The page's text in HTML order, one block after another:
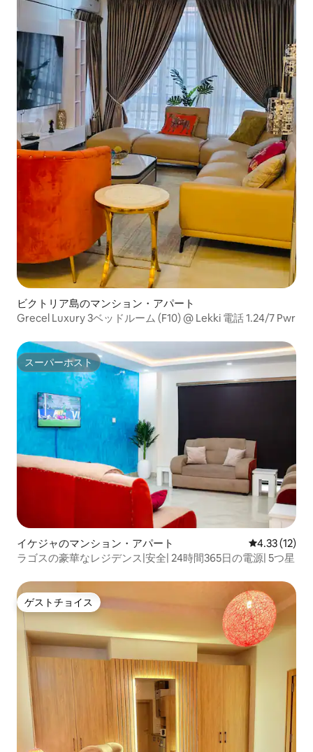
ビクトリア島のマンション・アパート
Grecel Luxury 3ベッドルーム (F10) @ Lekki 電話 1.24/7 Pwr
スーパーホスト
スーパーホスト
イケジャのマンション・アパート レビュー12
4.33 (12)
ラゴスの豪華なレジデンス|安全| 24時間365日の電源| 5つ星
ゲストチョイス
ゲストチョイス